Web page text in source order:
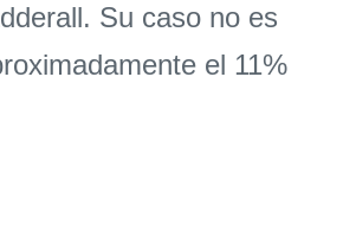
Su caso no es
el 11%